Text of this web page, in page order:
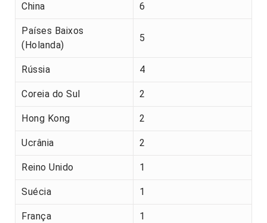
China 6
Países Baixos
(Holanda)
5
Rússia 4
Coreia do Sul 2
Hong Kong 2
Ucrânia 2
Reino Unido 1
Suécia 1
França 1